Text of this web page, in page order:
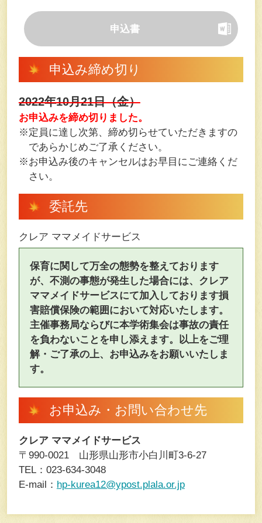
申込書
申込み締め切り
2022年10月21日（金）
お申込みを締め切りました。
※定員に達し次第、締め切らせていただきますの
であらかじめご了承ください。
※お申込み後のキャンセルはお早目にご連絡くだ
さい。
委託先
クレア ママメイドサービス
保育に関して万全の態勢を整えております
が、不測の事態が発生した場合には、クレア
ママメイドサービスにて加入しております損
害賠償保険の範囲において対応いたします。
主催事務局ならびに本学術集会は事故の責任
を負わないことを申し添えます。以上をご理
解・ご了承の上、お申込みをお願いいたしま
す。
お申込み・お問い合わせ先
クレア ママメイドサービス
〒990-0021 山形県山形市小白川町3-6-27
TEL：023-634-3048
E-mail： hp-kurea12@ypost.plala.or.jp